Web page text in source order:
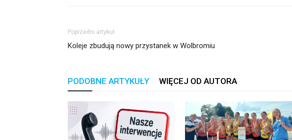
Poprzedni artykuł
Koleje zbudują nowy przystanek w Wolbromiu
PODOBNE ARTYKUŁY WIĘCEJ OD AUTORA